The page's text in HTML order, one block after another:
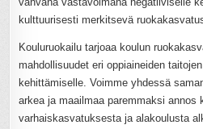
kulttuurisesti merkitsevä
Kouluruokailu tarjoaa koulun
mahdollisuudet eri oppiaineiden
kehittämiselle. Voimme yhdessä
arkea ja maailmaa paremmaksi annos
varhaiskasvatuksesta ja alakoulusta